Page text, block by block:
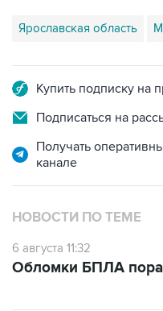
Ярославская область
Купить подписку на
Подписаться на
Получать
канале
НОВОСТИ ПО ТЕМЕ
6 августа 11:32
Обломки БПЛА